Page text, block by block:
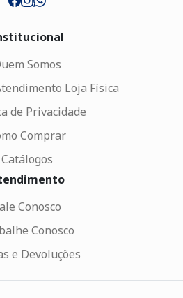
Somos
Loja Física
de Privacidade
Comprar
Catálogos
Conosco
Conosco
e Devoluções